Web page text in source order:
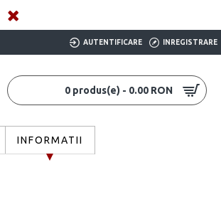
AUTENTIFICARE INREGISTRARE
0 produs(e) - 0.00 RON
INFORMATII